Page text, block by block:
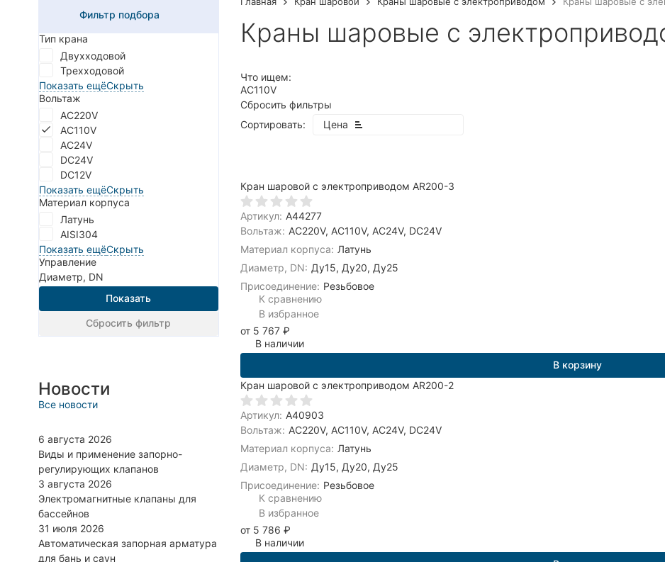
Краны шаровые с
Что ищем:
AC110V
Сбросить фильтры
Сортировать:
Цена
покупателей
Кран шаровой с электроприводом AR200-3
Артикул: A44277
Вольтаж: AC220V, AC110V, AC24V, DC24V
Материал корпуса: Латунь
Диаметр, DN: Ду15, Ду20, Ду25
Присоединение: Резьбовое
К сравнению
В избранное
от 5 767 ₽
В наличии
В корзину
Кран шаровой с электроприводом AR200-2
Артикул: A40903
Вольтаж: AC220V, AC110V, AC24V, DC24V
Материал корпуса: Латунь
Диаметр, DN: Ду15, Ду20, Ду25
Присоединение: Резьбовое
К сравнению
В избранное
от 5 786 ₽
В наличии
Фильтр подбора
Тип крана
Двухходовой
Трехходовой
Показать ещёСкрыть
Вольтаж
AC220V
AC110V
AC24V
DC24V
DC12V
Показать ещёСкрыть
Материал корпуса
Латунь
AISI304
Показать ещёСкрыть
Управление
Диаметр, DN
Показать
Сбросить фильтр
Новости
Все новости
6 августа 2026
Виды и применение запорно-
регулирующих клапанов
3 августа 2026
Электромагнитные клапаны для
бассейнов
31 июля 2026
Автоматическая запорная арматура
для бань и саун